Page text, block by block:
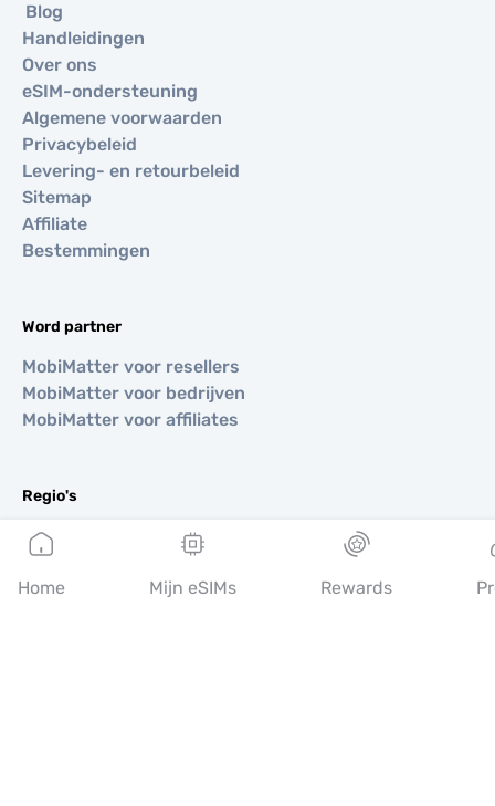
Blog
Handleidingen
Over ons
eSIM-ondersteuning
Algemene voorwaarden
Privacybeleid
Levering- en retourbeleid
Sitemap
Affiliate
Bestemmingen
Word partner
MobiMatter voor resellers
MobiMatter voor bedrijven
MobiMatter voor affiliates
Regio's
eSIM voor Europa
eSIM voor Azië
eSIM voor Amerika
Home Mijn eSIMs Rewards